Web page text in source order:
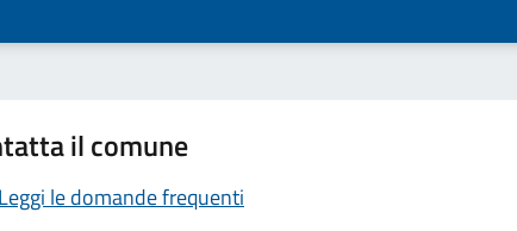
il comune
Leggi le domande frequenti